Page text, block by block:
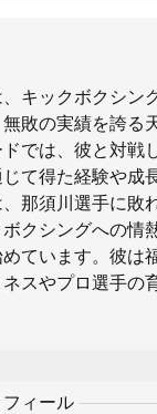
キックボクシン
敗の実績を誇る
では、彼と対戦
て得た経験や成
那須川選手に敗
クシングへの情
ています。彼は
スやプロ選手の
ィール